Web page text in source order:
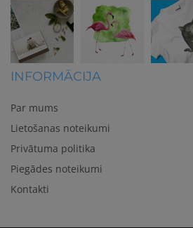
INFORMĀCIJA
Par mums
Lietošanas noteikumi
Privātuma politika
Piegādes noteikumi
Kontakti